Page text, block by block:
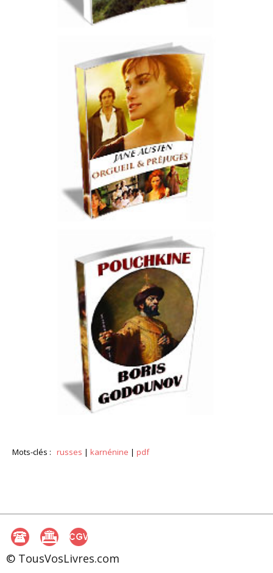
Mots-clés : russes | karnénine | pdf
© TousVosLivres.com